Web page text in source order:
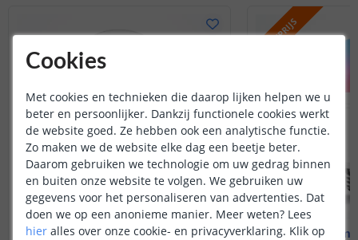
Zigbee lamp - E27 fitting
ACTIEPRIJS
Zigbee
Cookies
Met cookies en technieken die daarop lijken helpen we u
beter en persoonlijker. Dankzij functionele cookies werkt
de website goed. Ze hebben ook een analytische functie.
Zo maken we de website elke dag een beetje beter.
Daarom gebruiken we technologie om uw gedrag binnen
en buiten onze website te volgen. We gebruiken uw
gegevens voor het personaliseren van advertenties. Dat
doen we op een anonieme manier. Meer weten? Lees
hier alles over onze cookie- en privacyverklaring. Klik op